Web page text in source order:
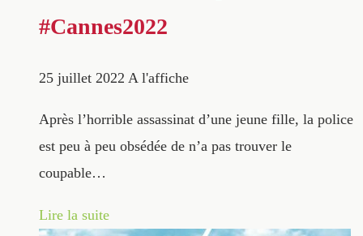
#Cannes2022
25 juillet 2022 A l'affiche
Après l’horrible assassinat d’une jeune fille, la police
est peu à peu obsédée de n’a pas trouver le
coupable…
Lire la suite